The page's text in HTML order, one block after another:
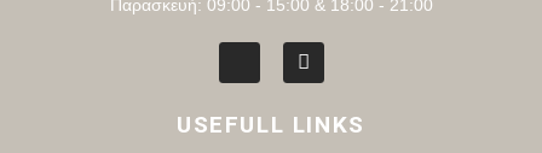
Παρασκευή: 09:00 - 15:00 & 18:00 - 21:00
USEFULL LINKS